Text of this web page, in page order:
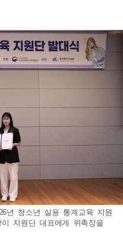
년 청소년 실용 통계교육 지원
이 지원단 대표에게 위촉장을